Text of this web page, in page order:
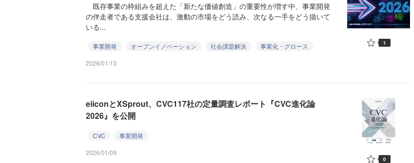
既存事業の枠組みを超えた「新たな価値創造」の重要性が増す中、事業開発
の伴走者である支援会社は、激動の市場をどう読み、次なる一手をどう描いて
いる...
事業開発 オープンイノベーション 社会課題解決
事業化・グロース
2026/01/13
1
eiiconとXSprout、CVC117社の定量調査レポート『CVC進化論
2026』を公開
CVC
事業開発
2026/01/09
0